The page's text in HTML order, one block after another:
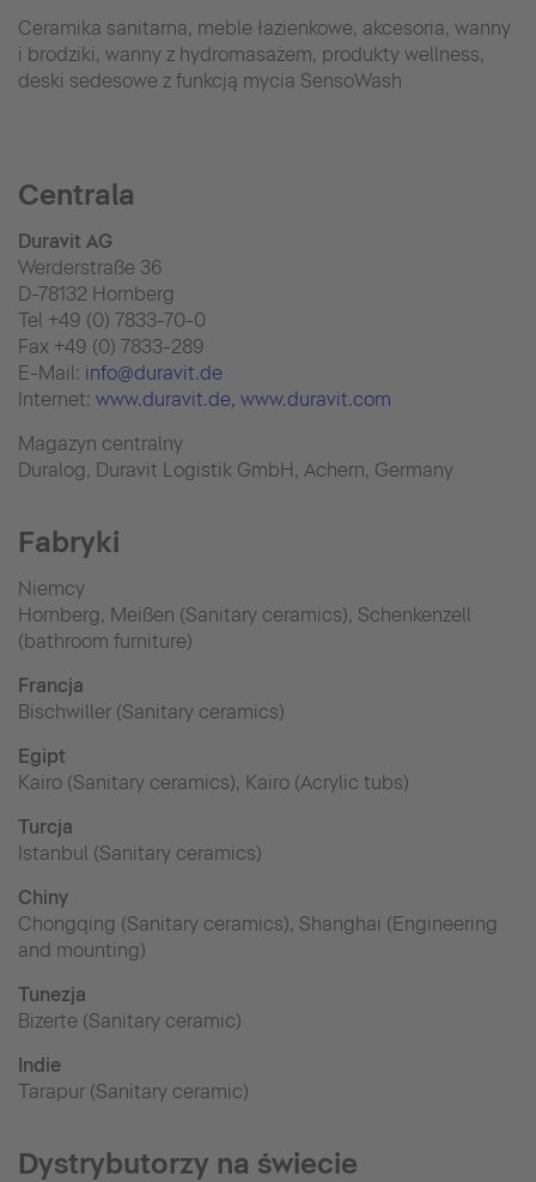
Ceramika sanitarna, meble łazienkowe, akcesoria, wanny
i brodziki, wanny z hydromasażem, produkty wellness,
deski sedesowe z funkcją mycia SensoWash
Centrala
Duravit AG
Werderstraße 36
D-78132 Hornberg
Tel +49 (0) 7833-70-0
Fax +49 (0) 7833-289
E-Mail: info@duravit.de
Internet: www.duravit.de, www.duravit.com
Magazyn centralny
Duralog, Duravit Logistik GmbH, Achern, Germany
Fabryki
Niemcy
Hornberg, Meißen (Sanitary ceramics), Schenkenzell
(bathroom furniture)
Francja
Bischwiller (Sanitary ceramics)
Egipt
Kairo (Sanitary ceramics), Kairo (Acrylic tubs)
Turcja
Istanbul (Sanitary ceramics)
Chiny
Chongqing (Sanitary ceramics), Shanghai (Engineering
and mounting)
Tunezja
Bizerte (Sanitary ceramic)
Indie
Tarapur (Sanitary ceramic)
Dystrybutorzy na świecie